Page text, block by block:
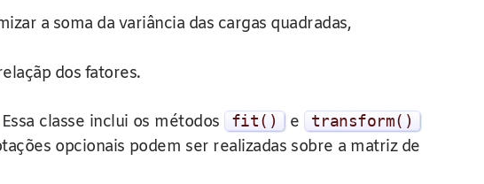
a soma da variância das cargas quadradas,
dos fatores.
classe inclui os métodos fit() e transform()
opcionais podem ser realizadas sobre a matriz de